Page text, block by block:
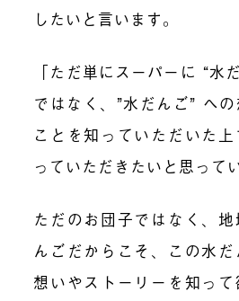
したいと言います。
「ただ単にスーパーに “水
ではなく、”水だんご” へ
ことを知っていただいた
っていただきたいと思って
ただのお団子ではなく、
んごだからこそ、この水
想いやストーリーを知っ